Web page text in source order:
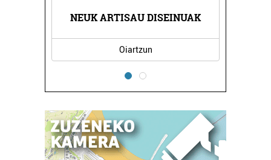
NEUK ARTISAU DISEINUAK
Oiartzun